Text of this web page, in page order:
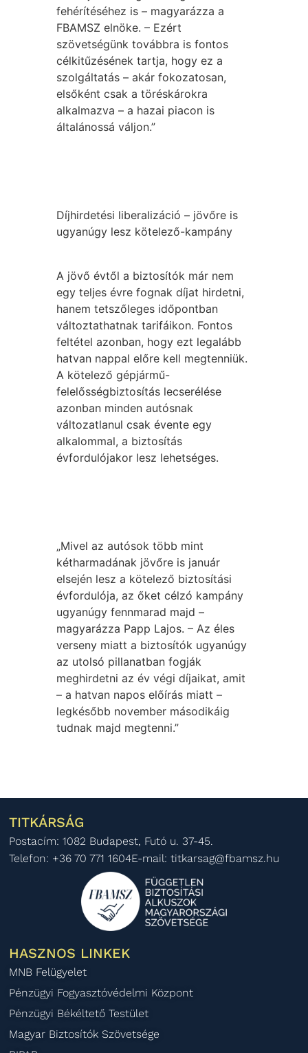
fehérítéséhez is – magyarázza a
FBAMSZ elnöke. – Ezért
szövetségünk továbbra is fontos
célkitűzésének tartja, hogy ez a
szolgáltatás – akár fokozatosan,
elsőként csak a töréskárokra
alkalmazva – a hazai piacon is
általánossá váljon.”
Díjhirdetési liberalizáció – jövőre is
ugyanúgy lesz kötelező-kampány
A jövő évtől a biztosítók már nem
egy teljes évre fognak díjat hirdetni,
hanem tetszőleges időpontban
változtathatnak tarifáikon. Fontos
feltétel azonban, hogy ezt legalább
hatvan nappal előre kell megtenniük.
A kötelező gépjármű-
felelősségbiztosítás lecserélése
azonban minden autósnak
változatlanul csak évente egy
alkalommal, a biztosítás
évfordulójakor lesz lehetséges.
„Mivel az autósok több mint
kétharmadának jövőre is január
elsején lesz a kötelező biztosítási
évfordulója, az őket célzó kampány
ugyanúgy fennmarad majd –
magyarázza Papp Lajos. – Az éles
verseny miatt a biztosítók ugyanúgy
az utolsó pillanatban fogják
meghirdetni az év végi díjaikat, amit
– a hatvan napos előírás miatt –
legkésőbb november másodikáig
tudnak majd megtenni.”
TITKÁRSÁG
Postacím: 1082 Budapest, Futó u. 37-45.
Telefon: +36 70 771 1604E-mail: titkarsag@fbamsz.hu
HASZNOS LINKEK
MNB Felügyelet
Pénzügyi Fogyasztóvédelmi Központ
Pénzügyi Békéltető Testület
Magyar Biztosítók Szövetsége